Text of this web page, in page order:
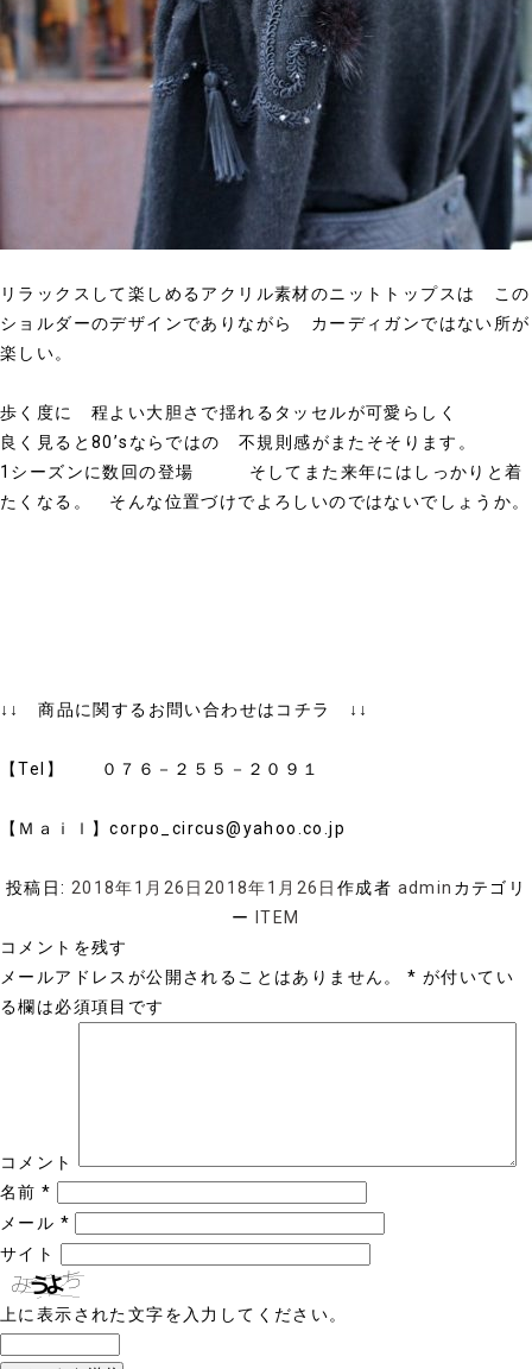
リラックスして楽しめるアクリル素材のニットトップスは この
ショルダーのデザインでありながら カーディガンではない所が
楽しい。
歩く度に 程よい大胆さで揺れるタッセルが可愛らしく
良く見ると80’sならではの 不規則感がまたそそります。
1シーズンに数回の登場 そしてまた来年にはしっかりと着
たくなる。 そんな位置づけでよろしいのではないでしょうか。
↓↓ 商品に関するお問い合わせはコチラ ↓↓
【Tel】 ０７６－２５５－２０９１
【Ｍａｉｌ】corpo_circus@yahoo.co.jp
投稿日: 2018年1月26日 2018年1月26日 作成者 admin カテゴリ
ーITEM
コメントを残す
メールアドレスが公開されることはありません。
* が付いてい
る欄は必須項目です
コメント
名前*
メール *
サイト
上に表示された文字を入力してください。